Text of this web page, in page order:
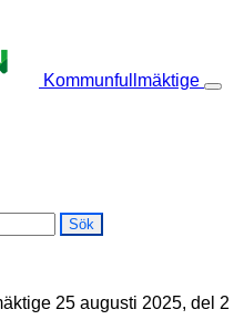
Kommunfullmäktige
Sök
25 augusti 2025, del 2